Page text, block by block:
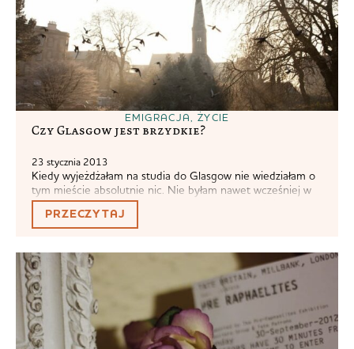
EMIGRACJA, ŻYCIE
Czy Glasgow jest brzydkie?
23 stycznia 2013
Kiedy wyjeżdżałam na studia do Glasgow nie wiedziałam o
tym mieście absolutnie nic. Nie byłam nawet wcześniej w
Wielkiej Brytanii. Pełen spontan. Szybko znaleźli się
znajomi znajomych, którzy próbowali w trzech zdaniach
streścić mi niuanse życia w Drugim Mieście Imperium (tak,
Birmingham albo Manchester, ale są...
PRZECZYTAJ